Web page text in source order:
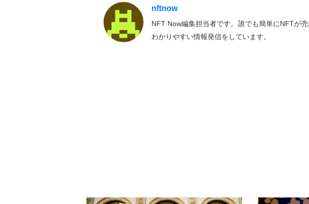
nftnow
NFT Now編集担当者です。誰でも簡単にNFTが
わかりやすい情報発信をしています。